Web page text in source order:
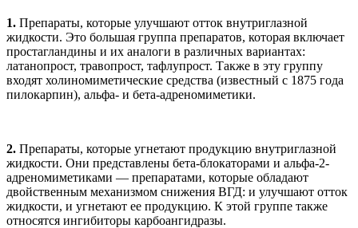
1. Препараты, которые улучшают отток внутриглазной
жидкости. Это большая группа препаратов, которая включает
простагландины и их аналоги в различных вариантах:
латанопрост, травопрост, тафлупрост. Также в эту группу
входят холиномиметические средства (известный с 1875 года
пилокарпин), альфа- и бета-адреномиметики.
2. Препараты, которые угнетают продукцию внутриглазной
жидкости. Они представлены бета-блокаторами и альфа-2-
адреномиметиками — препаратами, которые обладают
двойственным механизмом снижения ВГД: и улучшают отток
жидкости, и угнетают ее продукцию. К этой группе также
относятся ингибиторы карбоангидразы.